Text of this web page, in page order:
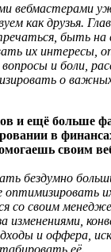
вебмастерами
как друзья.
быть на
их интересы,
и боли,
о
и ещё больше
в
своим
бездумно
оптимизировать
со своим
изменениями,
и оффера,
её.